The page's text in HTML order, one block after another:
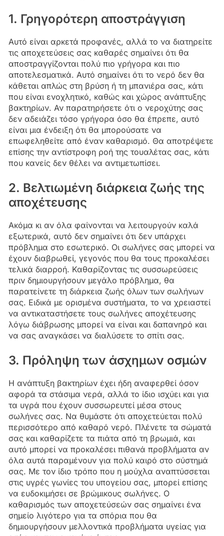
1. Γρηγορότερη αποστράγγιση
Αυτό είναι αρκετά προφανές, αλλά το να διατηρείτε
τις αποχετεύσεις σας καθαρές σημαίνει ότι θα
αποστραγγίζονται πολύ πιο γρήγορα και πιο
αποτελεσματικά. Αυτό σημαίνει ότι το νερό δεν θα
κάθεται απλώς στη βρύση ή τη μπανιέρα σας, κάτι
που είναι ενοχλητικό, καθώς και χώρος ανάπτυξης
βακτηρίων. Αν παρατηρήσετε ότι ο νεροχύτης σας
δεν αδειάζει τόσο γρήγορα όσο θα έπρεπε, αυτό
είναι μια ένδειξη ότι θα μπορούσατε να
επωφεληθείτε από έναν καθαρισμό. Θα αποτρέψετε
επίσης την αντίστροφη ροή της τουαλέτας σας, κάτι
που κανείς δεν θέλει να αντιμετωπίσει.
2. Βελτιωμένη διάρκεια ζωής της
αποχέτευσης
Ακόμα κι αν όλα φαίνονται να λειτουργούν καλά
εξωτερικά, αυτό δεν σημαίνει ότι δεν υπάρχει
πρόβλημα στο εσωτερικό. Οι σωλήνες σας μπορεί να
έχουν διαβρωθεί, γεγονός που θα τους προκαλέσει
τελικά διαρροή. Καθαρίζοντας τις συσσωρεύσεις
πριν δημιουργήσουν μεγάλο πρόβλημα, θα
παρατείνετε τη διάρκεια ζωής όλων των σωλήνων
σας. Ειδικά με ορισμένα συστήματα, το να χρειαστεί
να αντικαταστήσετε τους σωλήνες αποχέτευσης
λόγω διάβρωσης μπορεί να είναι και δαπανηρό και
να σας αναγκάσει να διαλύσετε το σπίτι σας.
3. Πρόληψη των άσχημων οσμών
Η ανάπτυξη βακτηρίων έχει ήδη αναφερθεί όσον
αφορά τα στάσιμα νερά, αλλά το ίδιο ισχύει και για
τα υγρά που έχουν συσσωρευτεί μέσα στους
σωλήνες σας. Να θυμάστε ότι αποχετεύεται πολύ
περισσότερο από καθαρό νερό. Πλένετε τα σώματά
σας και καθαρίζετε τα πιάτα από τη βρωμιά, και
αυτό μπορεί να προκαλέσει πιθανά προβλήματα αν
όλα αυτά παραμένουν για πολύ καιρό στο σύστημά
σας. Με τον ίδιο τρόπο που η μούχλα αναπτύσσεται
στις υγρές γωνίες του υπογείου σας, μπορεί επίσης
να ευδοκιμήσει σε βρώμικους σωλήνες. Ο
καθαρισμός των αποχετεύσεών σας σημαίνει ένα
σημείο λιγότερο για τα σπόρια που θα
δημιουργήσουν μελλοντικά προβλήματα υγείας για